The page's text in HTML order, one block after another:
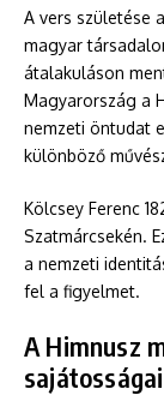
A vers születése
magyar
átalakuláson
Magyarország a
nemzeti öntudat
különböző
Kölcsey Ferenc
Szatmárcsekén.
a nemzeti
fel a figyelmet.
A Himnusz
sajátosságai